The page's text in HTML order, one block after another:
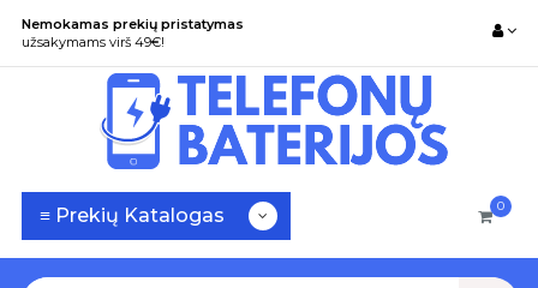
Nemokamas prekių pristatymas
užsakymams virš 49€!
Toggle
navigation
☰ 0
≡ Prekių Katalogas